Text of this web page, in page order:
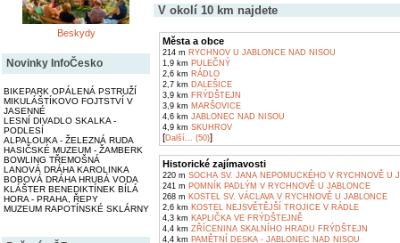
Beskydy
Novinky InfoČesko
BIKEPARK OPÁLENÁ PSTRUŽÍ
MIKULÁŠTÍKOVO FOJTSTVÍ V
JASENNÉ
LESNÍ DIVADLO SKALKA -
PODLESÍ
ALPALOUKA - ŽELEZNÁ RUDA
HASIČSKÉ MUZEUM - ŽAMBERK
BOWLING TŘEMOŠNÁ
LANOVÁ DRÁHA KAROLINKA
BOBOVÁ DRÁHA HRUBÁ VODA
KLÁŠTER BENEDIKTÍNEK BÍLÁ
HORA - PRAHA, ŘEPY
MUZEUM RAPOTÍNSKÉ SKLÁRNY
V okolí 10 km najdete
Města a obce
214 m RYCHNOV U JABLONCE NAD NISOU
1,9 km PULEČNÝ
2,6 km RÁDLO
2,7 km DALEŠICE
3,9 km FRÝDŠTEJN
3,9 km MARŠOVICE
4,6 km JABLONEC NAD NISOU
4,9 km SKUHROV
[Další... (50)]
Historické zajímavosti
220 m SOCHA SV. JANA NEPOMUCKÉHO V RYCHNOVĚ U
241 m POMNÍK PADLÝM V RYCHNOVĚ U JABLONCE
268 m KOSTEL SV. VÁCLAVA V RYCHNOVĚ U JABLONCE
2,6 km KOSTEL NEJSVĚTĚJŠÍ TROJICE V RÁDLE
4,3 km KAPLIČKA VE FRÝDŠTEJNĚ
4,4 km ZŘÍCENINA SKALNÍHO HRADU FRÝDŠTEJN
4,4 km PAMĚTNÍ DESKA - JABLONEC NAD NISOU